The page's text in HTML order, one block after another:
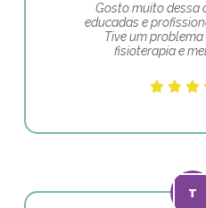
Gosto muito dessa
educadas e
Tive um
fisioterapia e